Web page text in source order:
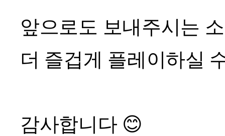
앞으로도 보내주시는
더 즐겁게 플레이하실
감사합니다 😊